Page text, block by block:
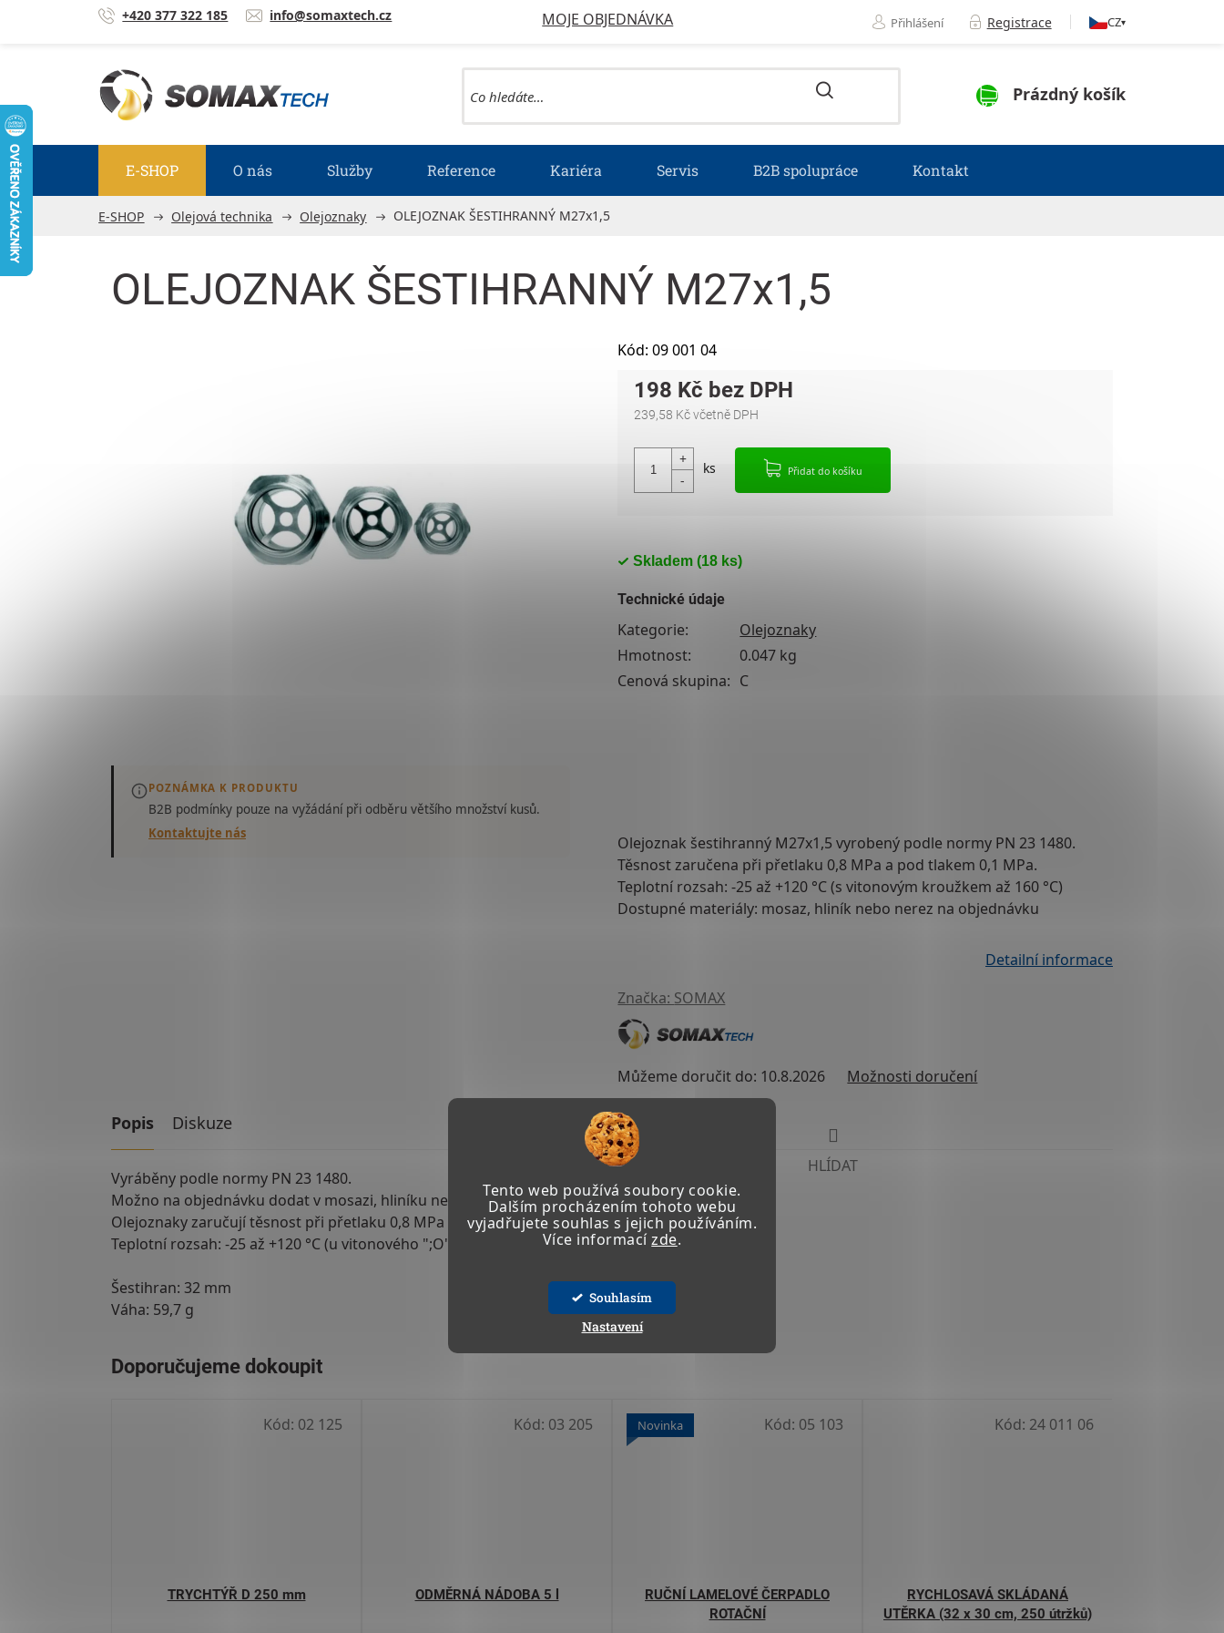
Tento web používá soubory cookie.
Dalším procházením tohoto webu
vyjadřujete souhlas s jejich používáním.
Více informacízde.
Souhlasím
Nastavení
Přejít na obsah +420 377 322 185 info@somaxtech.cz MOJE OBJEDNÁVKA Přihlášení Registrace CZ▾
NÁKUPNÍ KOŠÍK
Prázdný košík
E-SHOP O nás Služby Reference Kariéra Servis B2B spolupráce Kontakt
E-SHOP Olejová technika Olejoznaky OLEJOZNAK ŠESTIHRANNÝ M27x1,5
OLEJOZNAK ŠESTIHRANNÝ M27x1,5
POZNÁMKA K PRODUKTU
B2B podmínky pouze na vyžádánípři odběru většího množství kusů.
Kontaktujte nás
Olejoznak šestihranný M27x1,5 vyrobený podle normy PN 23 1480.
Těsnost zaručena při přetlaku 0,8 MPa a pod tlakem 0,1 MPa.
Teplotní rozsah: -25 až +120 °C (s vitonovým kroužkem až 160 °C)
Dostupné materiály: mosaz, hliník nebo nerez na objednávku
Detailní informace
Skladem(18 ks)
Značka: SOMAX
Můžeme doručit do: 10.8.2026 Možnosti doručení
198 Kč
239,58 Kč včetně DPH
Přidat do košíku
HLÍDAT
Kód: 09 001 04
Technické údaje
Kategorie:
Olejoznaky
Hmotnost:
0.047 kg
Cenová skupina: C
Popis Diskuze
Vyráběny podle normy PN 23 1480.
Možno na objednávku dodat v mosazi, hliníku nebo nerezi.
Olejoznaky zaručují těsnost při přetlaku 0,8 MPa a pod tlakem 0,1 MPa.
Teplotní rozsah: -25 až +120 °C (u vitonového ";O"; kroužku 160 °C, teplota skla 200 °C)
Šestihran: 32 mm
Váha: 59,7 g
TRYCHTÝŘ D 250 mm
Kód: 02 125
ODMĚRNÁ NÁDOBA 5 l
Kód: 03 205 Novinka
RUČNÍ LAMELOVÉ ČERPADLO
ROTAČNÍ
Kód: 05 103
RYCHLOSAVÁ SKLÁDANÁ
UTĚRKA (32 x 30 cm, 250 útržků)
Kód: 24 011 06